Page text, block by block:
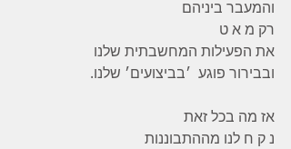
והמעבר ביניהם
רק מ א ט
את הפעילות המחשבתית שלנו
ובבירור פוגע  ׳בביצועים׳ שלנו.
אז מה בכל זאת
נ ק ח לנו מההתבוננות